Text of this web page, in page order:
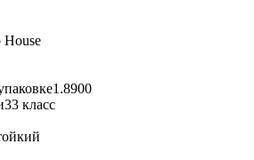
House
1.8900
33 класс